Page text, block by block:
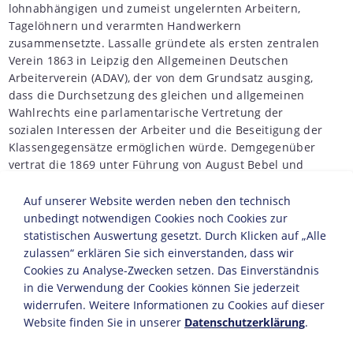
lohnabhängigen und zumeist ungelernten Arbeitern,
Tagelöhnern und verarmten Handwerkern
zusammensetzte. Lassalle gründete als ersten zentralen
Verein 1863 in Leipzig den Allgemeinen Deutschen
Arbeiterverein (ADAV), der von dem Grundsatz ausging,
dass die Durchsetzung des gleichen und allgemeinen
Wahlrechts eine parlamentarische Vertretung der
sozialen Interessen der Arbeiter und die Beseitigung der
Klassengegensätze ermöglichen würde. Demgegenüber
vertrat die 1869 unter Führung von August Bebel und
Sozialdemokratische Arbeiterpartei strenger an Marx
orientierte revolutionäre Grundsätze.
Die darstellende Kunst bildete mit Gemälden wie "Der
Sozialist" eine Bühne zur Formung des
Selbstverständnisses der sozialdemokratischen
Bewegung nach derReichseinigung 1871. Neben dem
Leipziger "Vorwärts" und dem "Hamburg-Altonaer
Volksblatt" gehörte die ab 1876 erscheinende "Berliner
Auf unserer Website werden neben den technisch
unbedingt notwendigen Cookies noch Cookies zur
statistischen Auswertung gesetzt. Durch Klicken auf „Alle
zulassen“ erklären Sie sich einverstanden, dass wir
Cookies zu Analyse-Zwecken setzen. Das Einverständnis
in die Verwendung der Cookies können Sie jederzeit
widerrufen. Weitere Informationen zu Cookies auf dieser
Website finden Sie in unserer Datenschutzerklärung.